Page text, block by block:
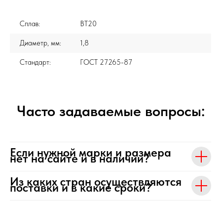
Сплав: ВТ20
Диаметр, мм: 1,8
Стандарт: ГОСТ 27265-87
Часто задаваемые вопросы:
Если нужной марки и размера
нет на сайте и в наличии?
Из каких стран осуществляются
поставки и в какие сроки?